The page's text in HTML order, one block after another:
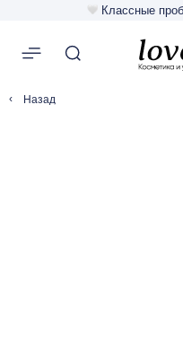
Классные пробники в
Назад
‹